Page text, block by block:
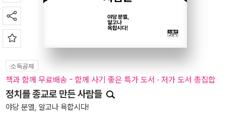
소득공제
책과 함께 무료배송 - 함께 사기 좋은 특가 도서 · 저가 도서 총집합
정치를 종교로 만든 사람들
야당 분열, 알고나 욕합시다!